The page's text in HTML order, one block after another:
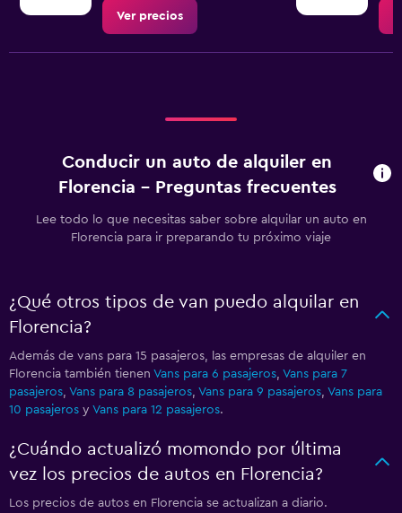
Ver precios
Conducir un auto de alquiler en
Florencia - Preguntas frecuentes
Lee todo lo que necesitas saber sobre alquilar un auto en
Florencia para ir preparando tu próximo viaje
¿Qué otros tipos de van puedo alquilar en
Florencia?
Además de vans para 15 pasajeros, las empresas de alquiler en
Florencia también tienen Vans para 6 pasajeros, Vans para 7
pasajeros, Vans para 8 pasajeros, Vans para 9 pasajeros, Vans para
10 pasajeros y Vans para 12 pasajeros.
¿Cuándo actualizó momondo por última
vez los precios de autos en Florencia?
Los precios de autos en Florencia se actualizan a diario.